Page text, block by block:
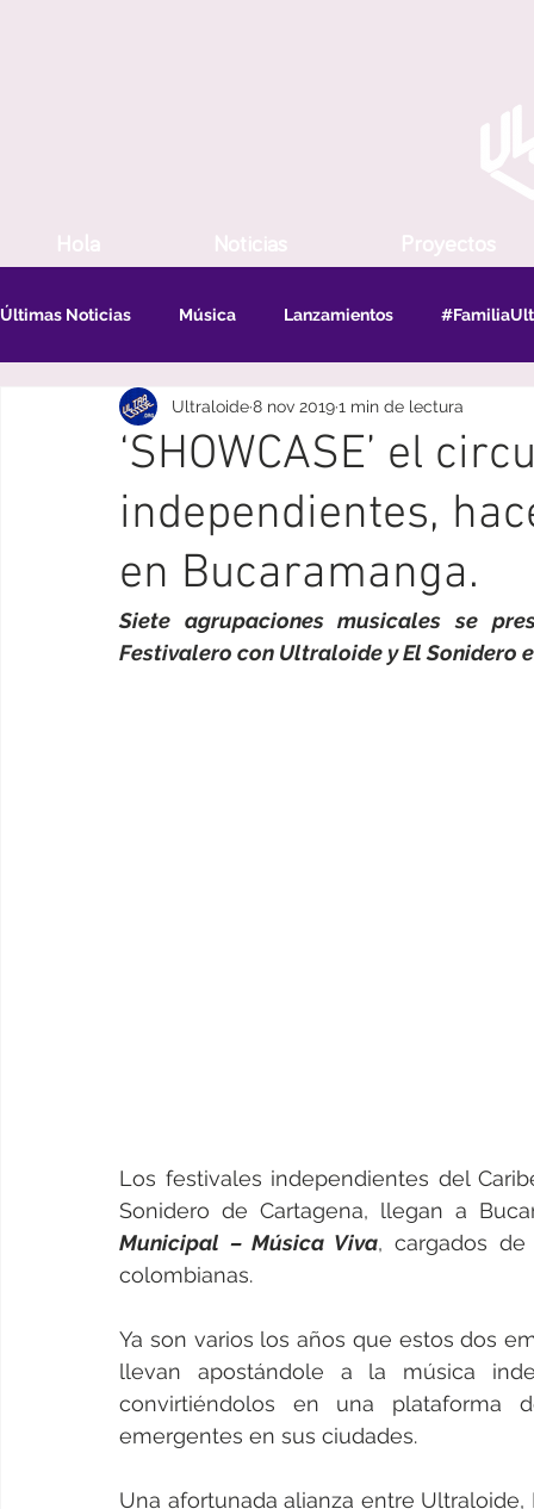
Hola Noticias Proyectos
Últimas Noticias Música Lanzamientos
‘SHOWCASE’ el
independientes,
en Bucaramanga.
Ultraloide8 nov 20191 min de lectura
Siete agrupaciones musicales se
Festivalero con Ultraloide y El Sonidero
Los festivales independientes del
Sonidero de Cartagena, llegan a
Municipal – Música Viva, cargados
colombianas.
Ya son varios los años que estos dos
llevan apostándole a la música
convirtiéndolos en una plataforma
emergentes en sus ciudades.
Una afortunada alianza entre